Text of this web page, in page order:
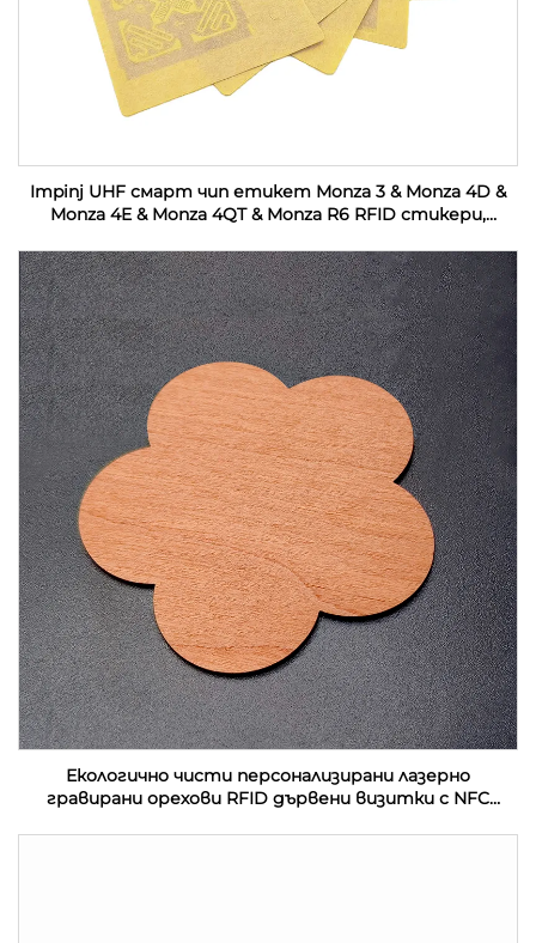
Impinj UHF смарт чип етикет Monza 3 & Monza 4D &
Monza 4E & Monza 4QT & Monza R6 RFID стикери,
Екологично чисти персонализирани лазерно
гравирани орехови RFID дървени визитки с NFC